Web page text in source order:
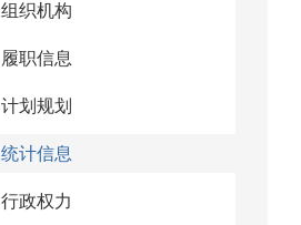
组织机构
履职信息
计划规划
统计信息
行政权力